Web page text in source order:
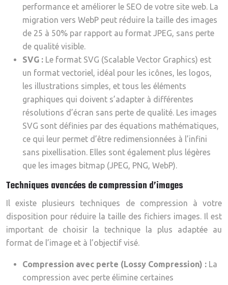
performance et améliorer le SEO de votre site web. La
migration vers WebP peut réduire la taille des images
de 25 à 50% par rapport au format JPEG, sans perte
de qualité visible.
SVG : Le format SVG (Scalable Vector Graphics) est
un format vectoriel, idéal pour les icônes, les logos,
les illustrations simples, et tous les éléments
graphiques qui doivent s’adapter à différentes
résolutions d’écran sans perte de qualité. Les images
SVG sont définies par des équations mathématiques,
ce qui leur permet d’être redimensionnées à l’infini
sans pixellisation. Elles sont également plus légères
que les images bitmap (JPEG, PNG, WebP).
Techniques avancées de compression d’images
Il existe plusieurs techniques de compression à votre
disposition pour réduire la taille des fichiers images. Il est
important de choisir la technique la plus adaptée au
format de l’image et à l’objectif visé.
Compression avec perte (Lossy Compression) : La
compression avec perte élimine certaines